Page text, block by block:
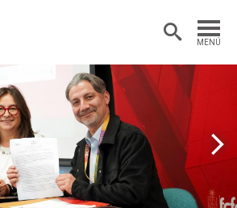
MENÚ